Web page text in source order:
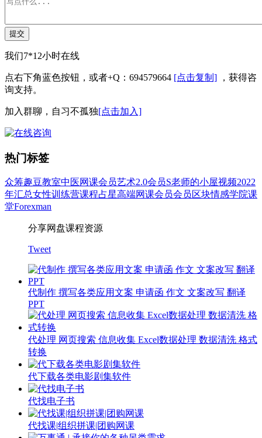
提交
我们7*12小时在线
点右下角蓝色按钮，或者+Q：694579664 [点击复制] ，获得咨
询支持。
加入群聊，自习不孤独[点击加入]
热门标签
众筹趣豆教室中医网课会员艺术2.0会员S老师的小屋视频2022
年汇总女性训练营课程占星高端网课会员会员区块情感学院课
堂Forexman
分享网盘课程资源
Tweet
代制作 撰写各类应用文案 申请函 作文 文案改写 翻译
PPT
代处理 网页搜索 信息收集 Excel数据处理 数据清洗 格式
转换
代下载各类电影剧集软件
代找电子书
代找课|组织拼课|团购网课